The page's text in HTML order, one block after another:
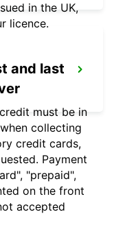
in the UK,
licence.
and last
must be in
collecting
credit cards,
Payment
"prepaid",
on the front
accepted